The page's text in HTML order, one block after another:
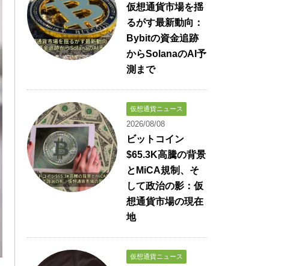
仮想通貨市場を揺
るがす最新動向：
Bybitの資金追跡
からSolanaのAI予
測まで
仮想通貨ニュース
2026/08/08
ビットコイン
$65.3K高騰の背景
とMiCA規制、そ
して政治の影：仮
想通貨市場の現在
地
仮想通貨ニュース